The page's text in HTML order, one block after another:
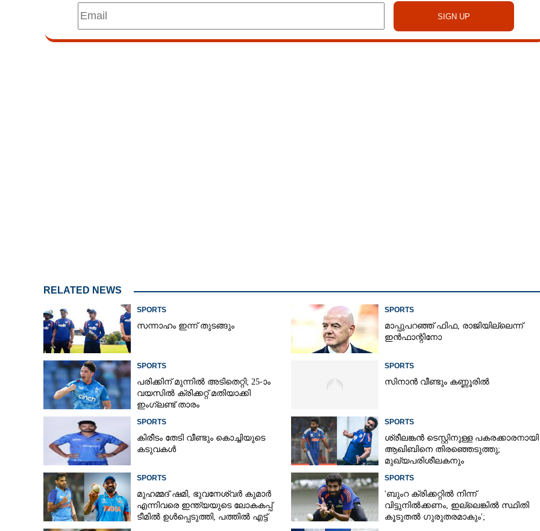
RELATED NEWS
SPORTS
സന്നാഹം ഇന്ന് തുടങ്ങും
SPORTS
മാപ്പുപറഞ്ഞ് ഫിഫ, രാജിയില്ലെന്ന്
ഇൻഫാന്റിനോ
SPORTS
പരിക്കിന് മുന്നിൽ അടിതെറ്റി; 25-ാം
വയസിൽ ക്രിക്കറ്റ് മതിയാക്കി
ഇംഗ്ലണ്ട് താരം
SPORTS
സിനാൻ വീണ്ടും കണ്ണൂരിൽ
SPORTS
കിരീ‌ടം തേടി വീണ്ടും കൊച്ചിയുടെ
കടുവകൾ
SPORTS
ശ്രീലങ്കൻ ടെസ്റ്റിനുള്ള പകരക്കാരനായി
ആഖിബിനെ തിരഞ്ഞെടുത്തു;
മുഖ്യപരിശീലകനും
SPORTS
മുഹമ്മദ് ഷമി, ഭുവനേശ്വർ കുമാർ
എന്നിവരെ ഇന്ത്യയുടെ ലോകകപ്പ്
ടീമിൽ ഉൾപ്പെടുത്തി,​ പത്തിൽ എട്ട്
SPORTS
'ബുംറ ക്രിക്കറ്റിൽ നിന്ന്
വിട്ടുനിൽക്കണം, ഇല്ലെങ്കിൽ സ്ഥിതി
കൂടുതൽ ഗുരുതരമാകും';
ജൂലിയൻ ക്വിനോനസ് ഗോളടിയിലെ